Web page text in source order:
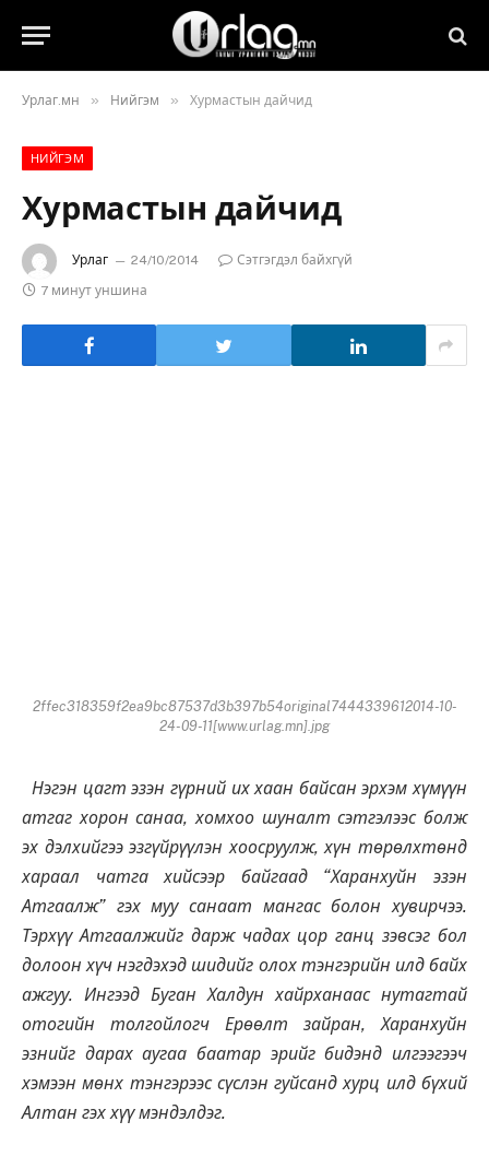
Урлаг.мн » Нийгэм » Хурмастын дайчид
НИЙГЭМ
Хурмастын дайчид
Урлаг 24/10/2014
Сэтгэгдэл байхгүй
7 минут уншина
2ffec318359f2ea9bc87537d3b397b54original7444339612014-10-
24-09-11[www.urlag.mn].jpg
Нэгэн цагт эзэн гүрний их хаан байсан эрхэм хүмүүн
атгаг хорон санаа, хомхоо шуналт сэтгэлээс болж
эх дэлхийгээ эзгүйрүүлэн хоосруулж, хүн төрөлхтөнд
хараал чатга хийсээр байгаад “Харанхуйн эзэн
Атгаалж” гэх муу санаат мангас болон хувирчээ.
Тэрхүү Атгаалжийг дарж чадах цор ганц зэвсэг бол
долоон хүч нэгдэхэд шидийг олох тэнгэрийн илд байх
ажгуу. Ингээд Буган Халдун хайрханаас нутагтай
отогийн толгойлогч Ерөөлт зайран, Харанхуйн
эзнийг дарах аугаа баатар эрийг бидэнд илгээгээч
хэмээн мөнх тэнгэрээс сүслэн гуйсанд хурц илд бүхий
Алтан гэх хүү мэндэлдэг.